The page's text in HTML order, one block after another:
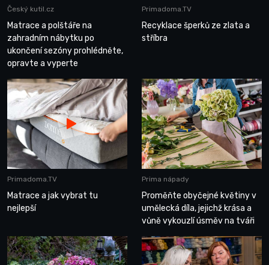
Český kutil.cz
Matrace a polštáře na
zahradním nábytku po
ukončení sezóny prohlédněte,
opravte a vyperte
Primadoma.TV
Recyklace šperků ze zlata a
stříbra
Primadoma.TV
Matrace a jak vybrat tu
nejlepší
Prima nápady
Proměňte obyčejné květiny v
umělecká díla, jejichž krása a
vůně vykouzlí úsměv na tváři